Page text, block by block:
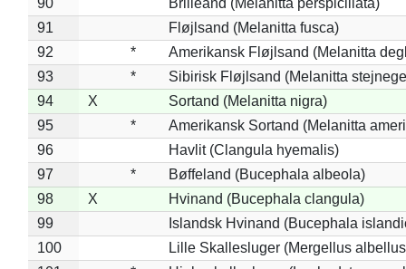
91
Fløjlsand (Melanitta fusca)
92
*
Amerikansk Fløjlsand (Melanitta
93
*
Sibirisk Fløjlsand (Melanitta
94
X
Sortand (Melanitta nigra)
95
*
Amerikansk Sortand (Melanitta
96
Havlit (Clangula hyemalis)
97
*
Bøffeland (Bucephala albeola)
98
X
Hvinand (Bucephala clangula)
99
Islandsk Hvinand (Bucephala
100
Lille Skallesluger (Mergellus